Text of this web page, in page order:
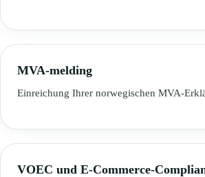
MVA-melding
Einreichung Ihrer norwegischen MVA-
VOEC und E-Commerce-